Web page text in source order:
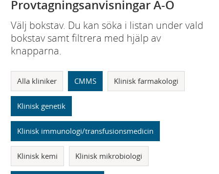
Provtagningsanvisningar A-Ö
Välj bokstav. Du kan söka i listan under vald
bokstav samt filtrera med hjälp av
knapparna.
Alla kliniker CMMS Klinisk farmakologi
Klinisk genetik
Klinisk immunologi/transfusionsmedicin
Klinisk kemi Klinisk mikrobiologi